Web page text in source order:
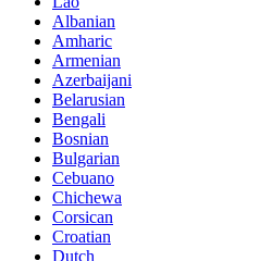
Albanian
Amharic
Armenian
Azerbaijani
Belarusian
Bengali
Bosnian
Bulgarian
Cebuano
Chichewa
Corsican
Croatian
Dutch